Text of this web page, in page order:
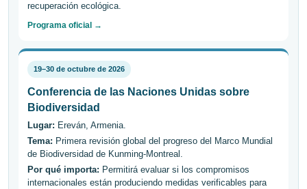
recuperación ecológica.
Programa oficial →
19–30 de octubre de 2026
Conferencia de las Naciones Unidas sobre
Biodiversidad
Lugar: Ereván, Armenia.
Tema: Primera revisión global del progreso del Marco Mundial
de Biodiversidad de Kunming-Montreal.
Por qué importa: Permitirá evaluar si los compromisos
internacionales están produciendo medidas verificables para